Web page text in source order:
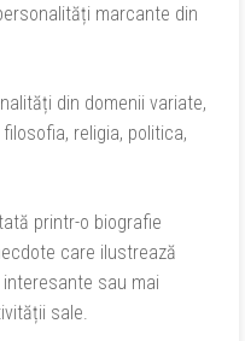
marcante din
din domenii variate,
religia, politica,
printr-o biografie
care ilustrează
sau mai
sale.